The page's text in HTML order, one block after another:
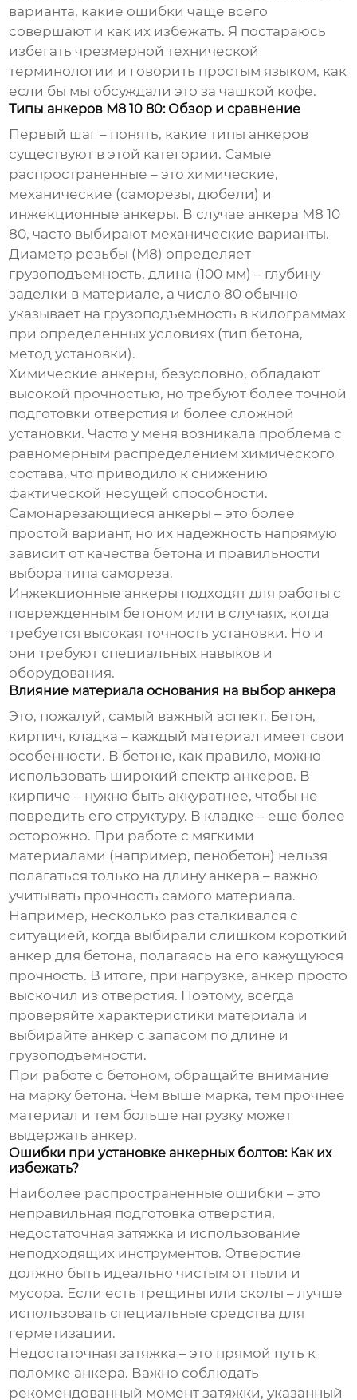
варианта, какие ошибки чаще всего
совершают и как их избежать. Я постараюсь
избегать чрезмерной технической
терминологии и говорить простым языком, как
если бы мы обсуждали это за чашкой кофе.
Типы анкеров М8 10 80: Обзор и сравнение
Первый шаг – понять, какие типы анкеров
существуют в этой категории. Самые
распространенные – это химические,
механические (саморезы, дюбели) и
инжекционные анкеры. В случае анкера М8 10
80, часто выбирают механические варианты.
Диаметр резьбы (М8) определяет
грузоподъемность, длина (100 мм) – глубину
заделки в материале, а число 80 обычно
указывает на грузоподъемность в килограммах
при определенных условиях (тип бетона,
метод установки).
Химические анкеры, безусловно, обладают
высокой прочностью, но требуют более точной
подготовки отверстия и более сложной
установки. Часто у меня возникала проблема с
равномерным распределением химического
состава, что приводило к снижению
фактической несущей способности.
Самонарезающиеся анкеры – это более
простой вариант, но их надежность напрямую
зависит от качества бетона и правильности
выбора типа самореза.
Инжекционные анкеры подходят для работы с
поврежденным бетоном или в случаях, когда
требуется высокая точность установки. Но и
они требуют специальных навыков и
оборудования.
Влияние материала основания на выбор анкера
Это, пожалуй, самый важный аспект. Бетон,
кирпич, кладка – каждый материал имеет свои
особенности. В бетоне, как правило, можно
использовать широкий спектр анкеров. В
кирпиче – нужно быть аккуратнее, чтобы не
повредить его структуру. В кладке – еще более
осторожно. При работе с мягкими
материалами (например, пенобетон) нельзя
полагаться только на длину анкера – важно
учитывать прочность самого материала.
Например, несколько раз сталкивался с
ситуацией, когда выбирали слишком короткий
анкер для бетона, полагаясь на его кажущуюся
прочность. В итоге, при нагрузке, анкер просто
выскочил из отверстия. Поэтому, всегда
проверяйте характеристики материала и
выбирайте анкер с запасом по длине и
грузоподъемности.
При работе с бетоном, обращайте внимание
на марку бетона. Чем выше марка, тем прочнее
материал и тем больше нагрузку может
выдержать анкер.
Ошибки при установке анкерных болтов: Как их
избежать?
Наиболее распространенные ошибки – это
неправильная подготовка отверстия,
недостаточная затяжка и использование
неподходящих инструментов. Отверстие
должно быть идеально чистым от пыли и
мусора. Если есть трещины или сколы – лучше
использовать специальные средства для
герметизации.
Недостаточная затяжка – это прямой путь к
поломке анкера. Важно соблюдать
рекомендованный момент затяжки, указанный